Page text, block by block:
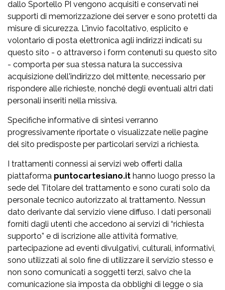
dallo Sportello PI vengono acquisiti e conservati nei
supporti di memorizzazione dei server e sono protetti da
misure di sicurezza. L'invio facoltativo, esplicito e
volontario di posta elettronica agli indirizzi indicati su
questo sito - o attraverso i form contenuti su questo sito
- comporta per sua stessa natura la successiva
acquisizione dell'indirizzo del mittente, necessario per
rispondere alle richieste, nonché degli eventuali altri dati
personali inseriti nella missiva.
Specifiche informative di sintesi verranno
progressivamente riportate o visualizzate nelle pagine
del sito predisposte per particolari servizi a richiesta.
I trattamenti connessi ai servizi web offerti dalla
piattaforma puntocartesiano.it hanno luogo presso la
sede del Titolare del trattamento e sono curati solo da
personale tecnico autorizzato al trattamento. Nessun
dato derivante dal servizio viene diffuso. I dati personali
forniti dagli utenti che accedono ai servizi di “richiesta
supporto” e di iscrizione alle attività formative,
partecipazione ad eventi divulgativi, culturali, informativi,
sono utilizzati al solo fine di utilizzare il servizio stesso e
non sono comunicati a soggetti terzi, salvo che la
comunicazione sia imposta da obblighi di legge o sia